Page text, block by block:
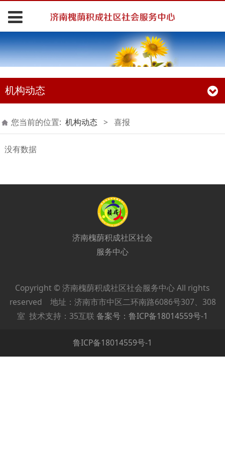
机构动态
您当前的位置: 机构动态 > 喜报
有数据
济南槐荫积成社区社会
服务中心
Copyright © 济南槐荫积成社区社会服务中心 All rights
reserved 地址：济南市市中区二环南路6086号307、308
室 技术支持：35互联 备案号：鲁ICP备18014559号-1
鲁ICP备18014559号-1